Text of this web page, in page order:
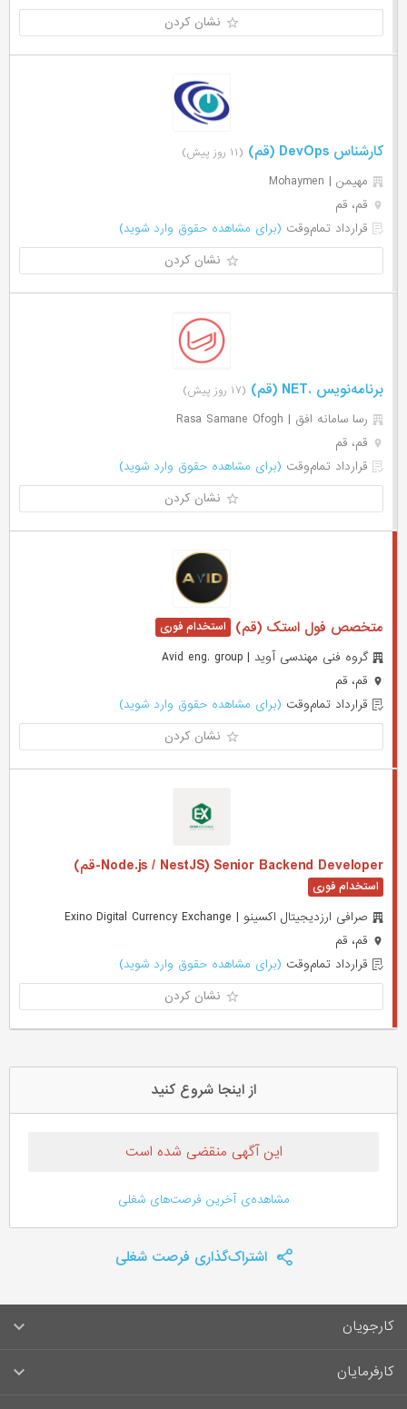
نشان کردن
کارشناس DevOps (قم) (۱۱ روز پیش)
مهیمن | Mohaymen
قم، قم
قرارداد تمام‌وقت (برای مشاهده حقوق وارد شوید)
نشان کردن
برنامه‌نویس .NET (قم) (۱۷ روز پیش)
رسا سامانه افق | Rasa Samane Ofogh
قم، قم
قرارداد تمام‌وقت (برای مشاهده حقوق وارد شوید)
نشان کردن
متخصص فول استک (قم)
گروه فنی مهندسی آوید | Avid eng. group
قم، قم
قرارداد تمام‌وقت (برای مشاهده حقوق وارد شوید)
نشان کردن
Senior Backend Developer (Node.js / NestJS-قم)
صرافی ارزدیجیتال اکسینو | Exino Digital Currency Exchange
قم، قم
قرارداد تمام‌وقت (برای مشاهده حقوق وارد شوید)
نشان کردن
از اینجا شروع کنید
این آگهی منقضی شده است
مشاهده‌ی آخرین فرصت‌های شغلی
اشتراک‌گذاری فرصت شغلی
کارجویان
سوالات متداول کارجویان
کارفرمایان